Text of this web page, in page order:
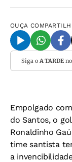
OUÇA
Siga o A TARDEno
Empolgado
do Santos, o
Ronaldinho
time santista
a